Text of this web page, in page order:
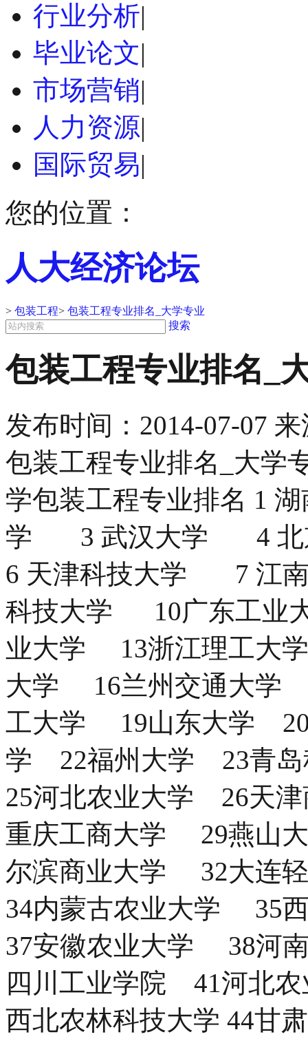
行业分析|
毕业论文|
市场营销|
人力资源|
国际贸易|
您的位置：
人大经济论坛
> 包装工程> 包装工程专业排名_大学专业
搜索
包装工程专业排名_
发布时间： 2014-07-07 来
包装工程专业排名_大学
学包装工程专业排名 1
学 3 武汉大学 4
6 天津科技大学 7
科技大学 10广东工
业大学 13浙江理工大
大学 16兰州交通大学
工大学 19山东大学 20
学 22福州大学 23青
25河北农业大学 26天
重庆工商大学 29燕山
尔滨商业大学 32大连
34内蒙古农业大学 35
37安徽农业大学 38河
四川工业学院 41河北
西北农林科技大学 44